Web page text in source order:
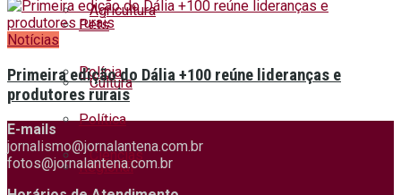
Agricultura
Cultura
Ciências
Pets
Polícia
Política
Regional
Notícias
Primeira edição do Dália +100 reúne lideranças e
produtores rurais
E-mails
jornalismo@jornalantena.com.br
fotos@jornalantena.com.br